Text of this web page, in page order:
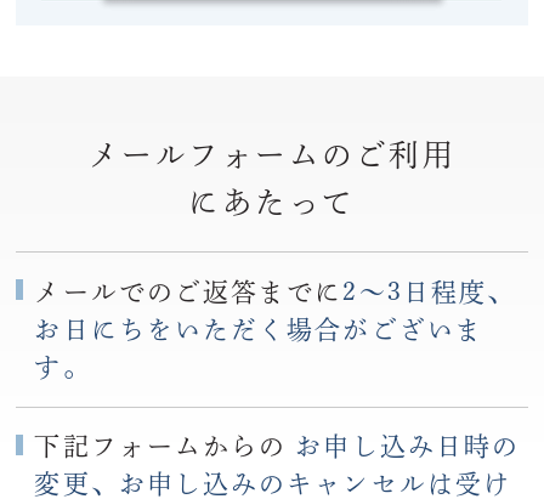
メールフォームのご利用
にあたって
メールでのご返答までに 2〜3日程度、
お日にちをいただく場合がございま
す。
下記フォームからの お申し込み日時の
変更、お申し込みのキャンセルは受け